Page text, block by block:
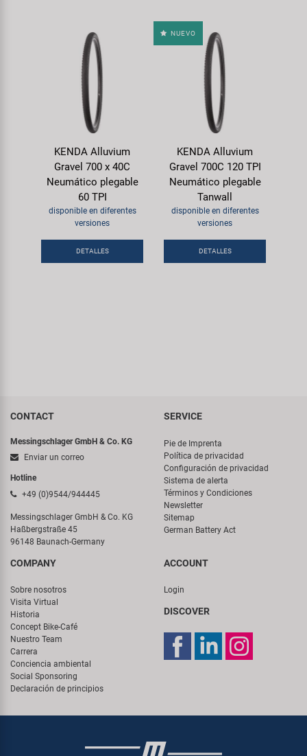
KENDA Alluvium
Gravel 700 x 40C
Neumático plegable
60 TPI
disponible en diferentes
versiones
DETALLES
NUEVO
KENDA Alluvium
Gravel 700C 120 TPI
Neumático plegable
Tanwall
disponible en diferentes
versiones
DETALLES
CONTACT
Messingschlager GmbH & Co. KG
Enviar un correo
Hotline
+49 (0)9544/944445
Messingschlager GmbH & Co. KG
Haßbergstraße 45
96148 Baunach-Germany
SERVICE
Pie de Imprenta
Política de privacidad
Configuración de privacidad
Sistema de alerta
Términos y Condiciones
Newsletter
Sitemap
German Battery Act
COMPANY
Sobre nosotros
Visita Virtual
Historia
Concept Bike-Café
Nuestro Team
Carrera
Conciencia ambiental
Social Sponsoring
Declaración de principios
ACCOUNT
Login
DISCOVER